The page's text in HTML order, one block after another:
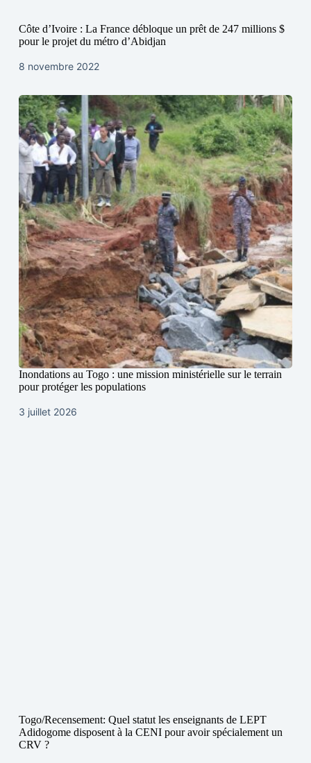
Côte d’Ivoire : La France débloque un prêt de 247 millions $
pour le projet du métro d’Abidjan
8 novembre 2022
Inondations au Togo : une mission ministérielle sur le terrain
pour protéger les populations
3 juillet 2026
Togo/Recensement: Quel statut les enseignants de LEPT
Adidogome disposent à la CENI pour avoir spécialement un
CRV ?